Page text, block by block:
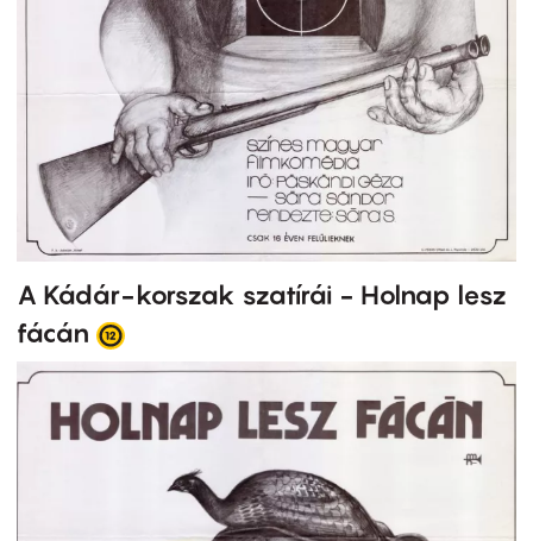
A Kádár-korszak szatírái - Holnap lesz
fácán